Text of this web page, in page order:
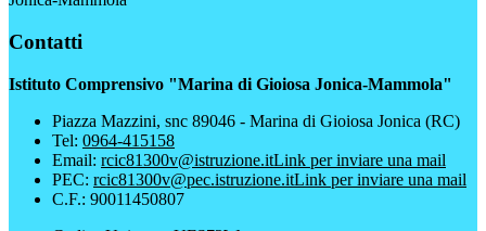
Contatti
Istituto Comprensivo "Marina di Gioiosa Jonica-Mammola"
Piazza Mazzini, snc 89046 - Marina di Gioiosa Jonica (RC)
Tel: 0964-415158
Email: rcic81300v@istruzione.itLink per inviare una mail
PEC: rcic81300v@pec.istruzione.itLink per inviare una mail
C.F.: 90011450807